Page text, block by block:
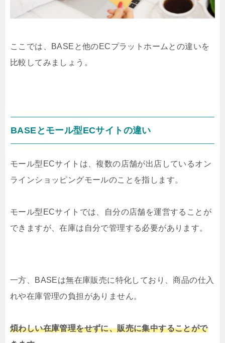
ここでは、BASEと他のECプラットホームとの違いを
比較してみましょう。
BASEとモール型ECサイトの違い
モール型ECサイトは、複数の店舗が出店しているオン
ラインショッピングモールのことを指します。
モール型ECサイトでは、自分の店舗を運営することが
できますが、在庫は自分で管理する必要があります。
一方、BASEは無在庫販売に特化しており、商品の仕入
れや在庫管理の負担がありません。
煩わしい在庫管理をせずに、販売に集中することがで